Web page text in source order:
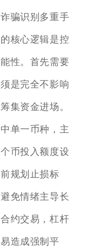
骗识别多重手
核心逻辑是控
性。首先需要
是完全不影响
集资金进场。
单一币种，主
币投入额度设
规划止损标
免情绪主导长
约交易，杠杆
造成强制平